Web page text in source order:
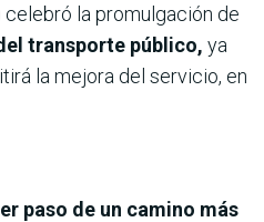
celebró la promulgación de
transporte público, ya
la mejora del servicio, en
paso de un camino más